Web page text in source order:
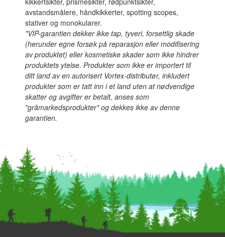
avstandsmålere, håndkikkerter, spotting scopes,
stativer og monokularer.
*VIP-garantien dekker ikke tap, tyveri, forsettlig skade
(herunder egne forsøk på reparasjon eller modifisering
av produktet) eller kosmetiske skader som ikke hindrer
produktets ytelse. Produkter som ikke er importert til
ditt land av en autorisert Vortex-distributør, inkludert
produkter som er tatt inn i et land uten at nødvendige
skatter og avgifter er betalt, anses som
"gråmarkedsprodukter" og dekkes ikke av denne
garantien.